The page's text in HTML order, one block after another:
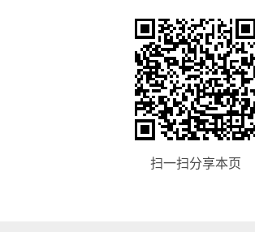
扫一扫分享本页